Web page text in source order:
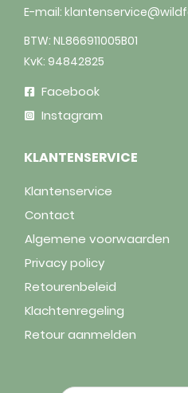
E-mail:
BTW: NL866911005B01
KvK: 94842825
Facebook
Instagram
KLANTENSERVICE
Klantenservice
Contact
Algemene voorwaarden
Privacy policy
Retourenbeleid
Klachtenregeling
Retour aanmelden